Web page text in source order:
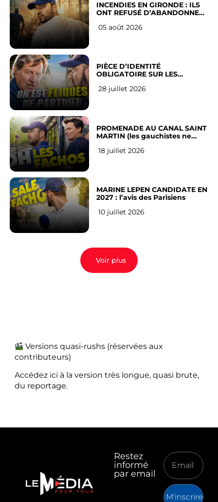
INCENDIES EN GIRONDE : ILS
ONT REFUSÉ D’ABANDONNER
05 août 2026
PIÈCE D’IDENTITÉ
OBLIGATOIRE SUR LES
Français
28 juillet 2026
PROMENADE AU CANAL SAINT
MARTIN (les gauchistes ne
18 juillet 2026
MARINE LEPEN CANDIDATE EN
2027 : l’avis des Parisiens
10 juillet 2026
Voir plus
Versions quasi-rushs (réservées aux
contributeurs)
Accédez ici à la version très longue, quasi brute,
du reportage.
Restez
informé
par email
M'inscrire